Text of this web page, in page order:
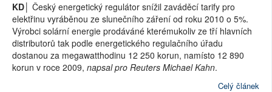
KD│
Český energetický regulátor snížil zaváděcí tarify pro
elektřinu vyráběnou ze slunečního záření od roku 2010 o 5%.
Výrobci solární energie prodáváné kterémukoliv ze tří hlavních
distributorů tak podle energetického regulačního úřadu
dostanou za megawatthodinu 12 250 korun, namísto 12 890
korun v roce 2009, napsal pro Reuters Michael Kahn.
Celý článek